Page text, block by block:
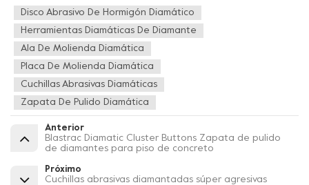
Disco Abrasivo De Hormigón Diamático
Herramientas Diamáticas De Diamante
Ala De Molienda Diamática
Placa De Molienda Diamática
Cuchillas Abrasivas Diamáticas
Zapata De Pulido Diamática
Anterior
Blastrac Diamatic Cluster Buttons Zapata de pulido
de diamantes para piso de concreto
Próximo
Cuchillas abrasivas diamantadas súper agresivas